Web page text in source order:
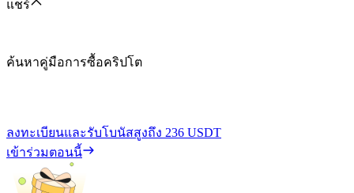
แชร์
ค้นหาคู่มือการซื้อคริปโต
ลงทะเบียนและรับโบนัสสูงถึง 236 USDT
เข้าร่วมตอนนี้